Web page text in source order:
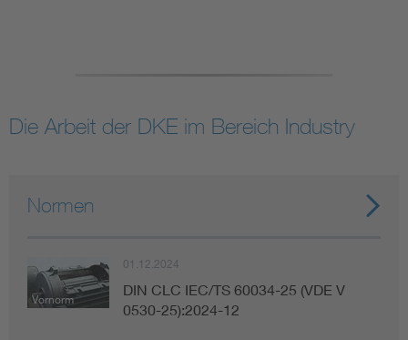
Die Arbeit der DKE im Bereich Industry
Normen
Vornorm
01.12.2024
DIN CLC IEC/TS 60034-25 (VDE V
0530-25):2024-12